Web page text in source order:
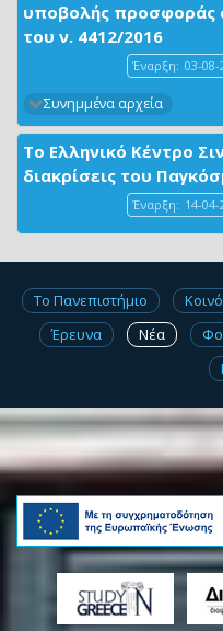
υποβολής προσφοράς
του ν. 4412/2016
Έναρξη: 03-08-
Συνημμένα αρχεία
Το Ελληνικό Κέντρο
διακρίσεις του
Έναρξη: 14-04-
Το Πανεπιστήμιο
Έρευνα
Νέα